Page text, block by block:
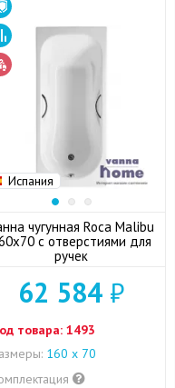
Испания
чугунная Roca Malibu
с отверстиями для
ручек
62 584 ₽
товара: 1493
160 х 70